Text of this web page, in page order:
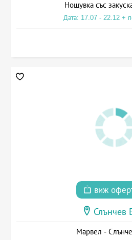
Нощувка със
Дата: 17.07 - 22.12 +
виж
Слънчев
Марвел -